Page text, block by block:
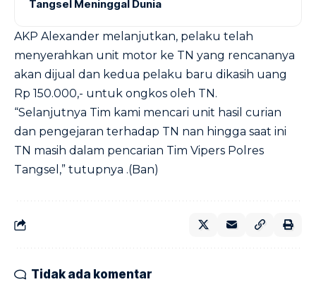
Tangsel Meninggal Dunia
AKP Alexander melanjutkan, pelaku telah
menyerahkan unit motor ke TN yang rencananya
akan dijual dan kedua pelaku baru dikasih uang
Rp 150.000,- untuk ongkos oleh TN.
“Selanjutnya Tim kami mencari unit hasil curian
dan pengejaran terhadap TN nan hingga saat ini
TN masih dalam pencarian Tim Vipers Polres
Tangsel,” tutupnya .(Ban)
Tidak ada komentar